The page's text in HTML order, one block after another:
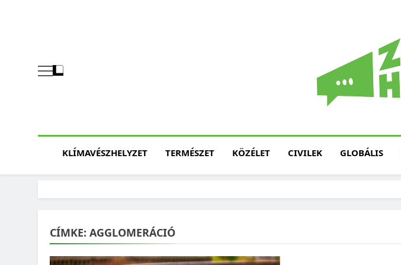
KLÍMAVÉSZHELYZET TERMÉSZET KÖZÉLET CIVILEK GLOBÁLIS
CÍMKE: AGGLOMERÁCIÓ